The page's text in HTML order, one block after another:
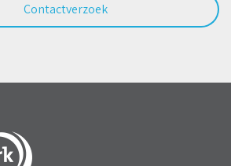
Contactverzoek